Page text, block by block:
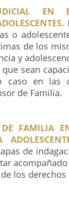
EN
o
de los
y
sean
caso en las
de Familia.
FAMILIA
de
los